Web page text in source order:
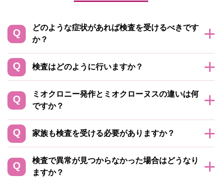
どのような症状があれば検査を受けるべきです
か？
検査はどのように行いますか？
ミオクロニー発作とミオクローヌスの違いは何
ですか？
家族も検査を受ける必要がありますか？
検査で異常が見つからなかった場合はどうなり
ますか？